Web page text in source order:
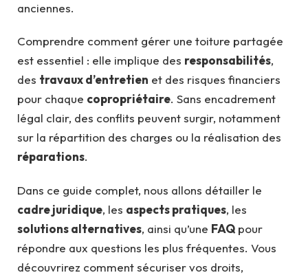
anciennes.
Comprendre comment gérer une toiture partagée
est essentiel : elle implique des responsabilités,
des travaux d’entretien et des risques financiers
pour chaque copropriétaire. Sans encadrement
légal clair, des conflits peuvent surgir, notamment
sur la répartition des charges ou la réalisation des
réparations.
Dans ce guide complet, nous allons détailler le
cadre juridique, les aspects pratiques, les
solutions alternatives, ainsi qu’une FAQ pour
répondre aux questions les plus fréquentes. Vous
découvrirez comment sécuriser vos droits,